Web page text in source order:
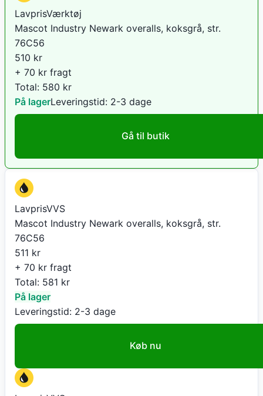
LavprisVærktøj
Mascot Industry Newark overalls, koksgrå, str.
76C56
510 kr
+ 70 kr fragt
Total: 580 kr
På lagerLeveringstid: 2-3 dage
Gå til butik
LavprisVVS
Mascot Industry Newark overalls, koksgrå, str.
76C56
511 kr
+ 70 kr fragt
Total: 581 kr
På lager
Leveringstid: 2-3 dage
Køb nu